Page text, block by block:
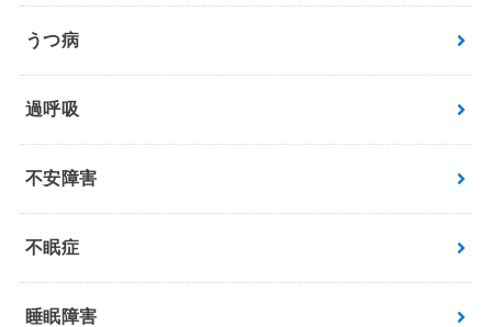
うつ病
過呼吸
不安障害
不眠症
睡眠障害